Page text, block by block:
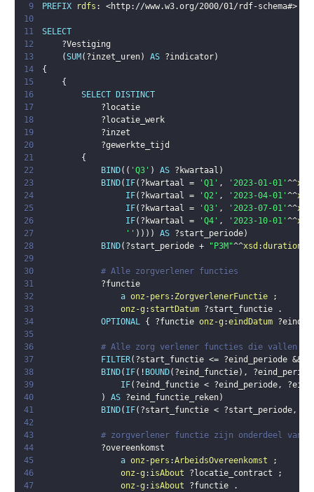
9
PREFIX rdfs : <http://www.w3.org/2000/01/rdf-schema#>
10
11
SELECT
12
?Vestiging
13
(SUM ( ?inzet_uren) AS ?indicator)
14
{
15
{
16
SELECT
DISTINCT
17
?locatie
18
?locatie_werk
19
?inzet
20
?gewerkte_tijd
21
{
22
BIND( ( 'Q3' ) AS ?kwartaal )
23
BIND( IF( ?kwartaal = 'Q1' , '2023-01-01'^^xsd
24
IF( ?kwartaal = 'Q2' , '2023-04-01'^^xsd
25
IF( ?kwartaal = 'Q3' , '2023-07-01'^^xsd
26
IF( ?kwartaal = 'Q4' , '2023-10-01'^^xsd
27
'' ) ) ) ) AS ?start_periode)
28
BIND( ?start_periode + "P3M"^^xsd :duration
29
30
# Alle zorgverlener functies
31
?functie
32
a onz-pers : ZorgverlenerFunctie
;
33
onz-g : startDatum ?start_functie
.
34
OPTIONAL { ?functie onz-g :eindDatum
35
36
# Alle zorg verlener functies die vallen
37
FILTER( ?start_functie <= ?eind_periode &&
38
BIND( IF( ! BOUND( ?eind_functie) ,
39
IF( ?eind_functie < ?eind_periode,
40
) AS ?eind_functie_reken)
41
BIND( IF( ?start_functie < ?start_periode,
42
43
# zorgverlener functie zijn onderdeel van
44
?overeenkomst
45
a onz-pers :ArbeidsOvereenkomst
;
46
onz-g : isAbout ?locatie_contract
;
47
onz-g : isAbout ?functie
.